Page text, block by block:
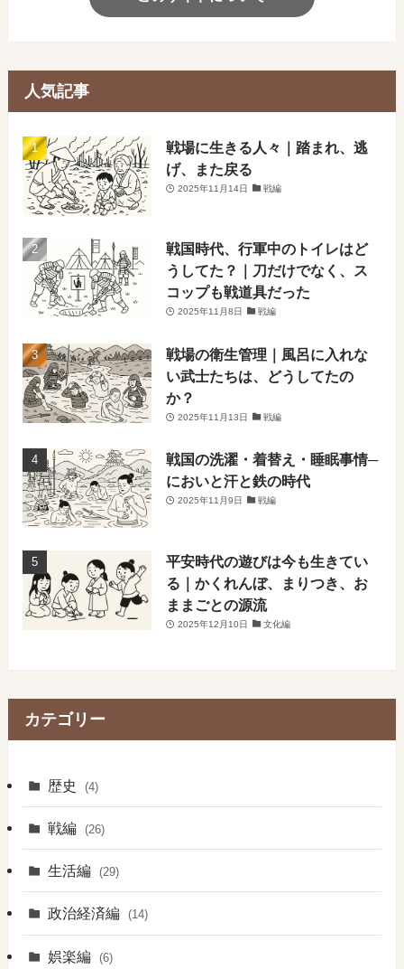
人気記事
戦場に生きる人々｜踏まれ、逃
げ、また戻る
2025年11月14日 戦編
戦国時代、行軍中のトイレはど
うしてた？｜刀だけでなく、ス
コップも戦道具だった
2025年11月8日 戦編
戦場の衛生管理｜風呂に入れな
い武士たちは、どうしてたの
か？
2025年11月13日 戦編
戦国の洗濯・着替え・睡眠事情─
においと汗と鉄の時代
2025年11月9日 戦編
平安時代の遊びは今も生きてい
る｜かくれんぼ、まりつき、お
ままごとの源流
2025年12月10日 文化編
カテゴリー
歴史 (4)
戦編 (26)
生活編 (29)
政治経済編 (14)
娯楽編 (6)